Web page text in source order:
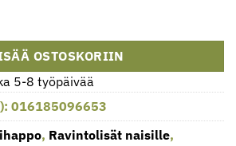
- 473 ml määrä
OSTOSKORIIN
5-8 työpäivää
016185096653
, Ravintolisät naisille,